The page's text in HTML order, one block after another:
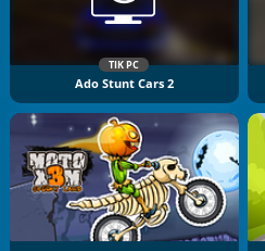
TIK PC
Ado Stunt Cars 2